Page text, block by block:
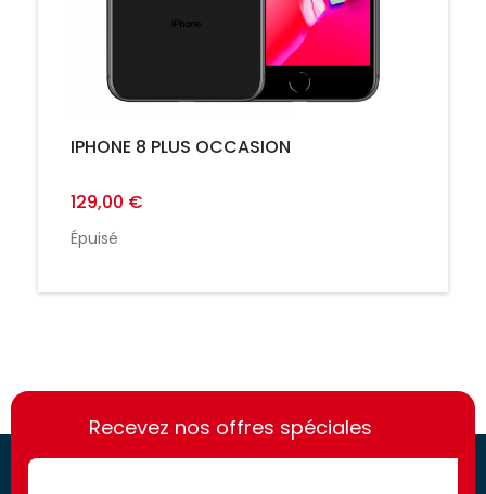
IPHONE 8 PLUS OCCASION
129,00 €
Épuisé
https://france-
access.fr
https://france-
access.fr
Recevez nos offres spéciales